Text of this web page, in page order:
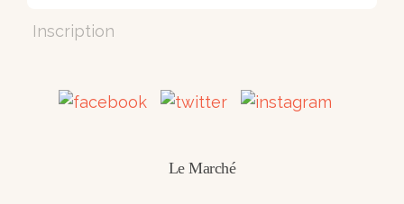
Inscription
Le Marché